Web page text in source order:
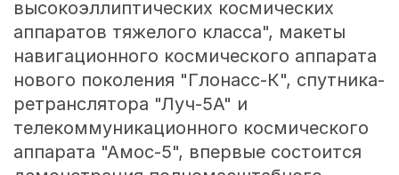
высокоэллиптических космических
аппаратов тяжелого класса", макеты
навигационного космического аппарата
нового поколения "Глонасс-К", спутника-
ретранслятора "Луч-5А" и
телекоммуникационного космического
аппарата "Амос-5", впервые состоится